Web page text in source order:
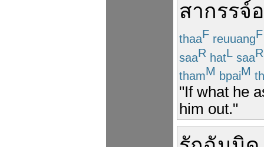
สากรรจ์
thaaF reuuangF
saaR hatL saaR
thamM bpaiM
"If what he
him out."